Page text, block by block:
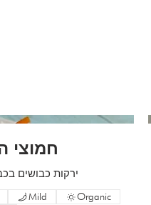
חמוצי
ירקות כבושים
Mild
Organic